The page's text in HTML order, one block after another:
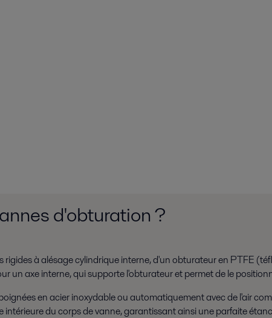
d'obturation ?
à alésage cylindrique interne, d'un obturateur en PTFE
un axe interne, qui supporte l'obturateur et permet de le
en acier inoxydable ou automatiquement avec de l'air
du corps de vanne, garantissant ainsi une parfaite